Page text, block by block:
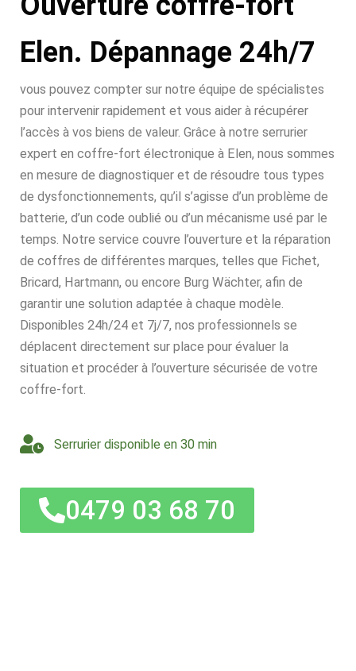
Elen. Dépannage 24h/7
vous pouvez compter sur notre équipe de spécialistes
pour intervenir rapidement et vous aider à récupérer
l’accès à vos biens de valeur. Grâce à notre serrurier
expert en coffre-fort électronique à Elen, nous sommes
en mesure de diagnostiquer et de résoudre tous types
de dysfonctionnements, qu’il s’agisse d’un problème de
batterie, d’un code oublié ou d’un mécanisme usé par le
temps. Notre service couvre l’ouverture et la réparation
de coffres de différentes marques, telles que Fichet,
Bricard, Hartmann, ou encore Burg Wächter, afin de
garantir une solution adaptée à chaque modèle.
Disponibles 24h/24 et 7j/7, nos professionnels se
déplacent directement sur place pour évaluer la
situation et procéder à l’ouverture sécurisée de votre
coffre-fort.
Serrurier disponible en 30 min
0479 03 68 70